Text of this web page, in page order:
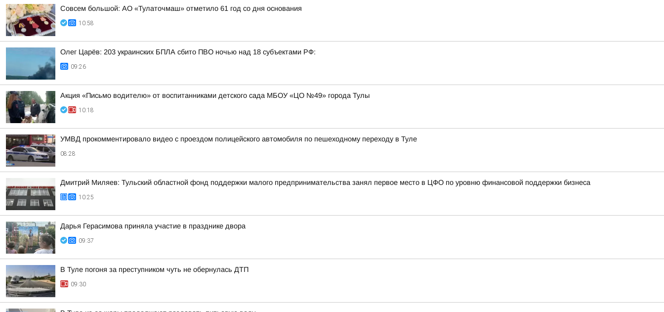
Совсем большой: АО «Тулаточмаш» отметило 61 год со дня основания
10:58
Олег Царёв: 203 украинских БПЛА сбито ПВО ночью над 18 субъектами РФ:
09:26
Акция «Письмо водителю» от воспитанниками детского сада МБОУ «ЦО №49» города Тулы
10:18
УМВД прокомментировало видео с проездом полицейского автомобиля по пешеходному переходу в Туле
08:28
Дмитрий Миляев: Тульский областной фонд поддержки малого предпринимательства занял первое место в ЦФО по уровню финансовой поддержки бизнеса
10:25
Дарья Герасимова приняла участие в празднике двора
09:37
В Туле погоня за преступником чуть не обернулась ДТП
09:30